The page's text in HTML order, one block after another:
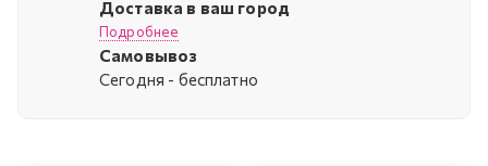
Доставка в ваш город
Подробнее
Самовывоз
Cегодня - бесплатно